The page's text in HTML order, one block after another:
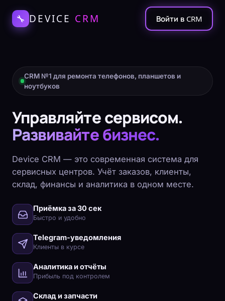
🔧 DEVICE CRM Войти в CRM
CRM №1 для ремонта телефонов, планшетов и
ноутбуков
Управляйте сервисом.
Развивайте бизнес.
Device CRM — это современная система для
сервисных центров. Учёт заказов, клиенты,
склад, финансы и аналитика в одном месте.
Приёмка за 30 сек
Быстро и удобно
Telegram-уведомления
Клиенты в курсе
Аналитика и отчёты
Прибыль под контролем
Склад и запчасти